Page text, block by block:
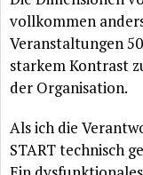
vollkommen
Veranstaltungen
starkem Kontrast
der Organisation.
Als ich die
START technisch